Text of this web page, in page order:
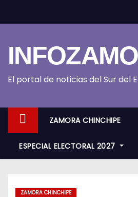
k
o
El portal de noticias del Sur del
ZAMORA CHINCHIPE
ESPECIAL ELECTORAL 2027
ZAMORA CHINCHIPE